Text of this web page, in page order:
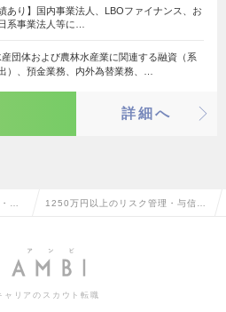
あり】国内事業法人、LBOファイナンス、お
系事業法人等に…
産団体および農林水産業に関連する融資（系
）、預金業務、内外為替業務、…
詳細へ
与 1250万円以上のリスク管理・与信管
ャリアのスカウト転職